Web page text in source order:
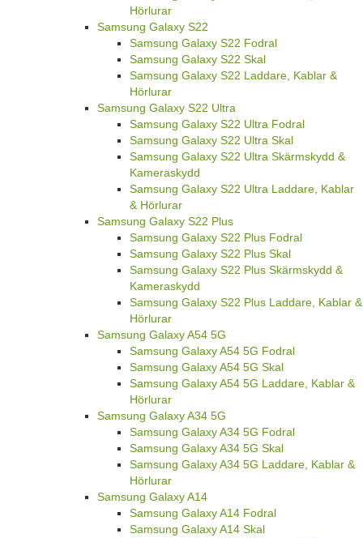
Hörlurar
Samsung Galaxy S22
Samsung Galaxy S22 Fodral
Samsung Galaxy S22 Skal
Samsung Galaxy S22 Laddare, Kablar &
Hörlurar
Samsung Galaxy S22 Ultra
Samsung Galaxy S22 Ultra Fodral
Samsung Galaxy S22 Ultra Skal
Samsung Galaxy S22 Ultra Skärmskydd &
Kameraskydd
Samsung Galaxy S22 Ultra Laddare, Kablar
& Hörlurar
Samsung Galaxy S22 Plus
Samsung Galaxy S22 Plus Fodral
Samsung Galaxy S22 Plus Skal
Samsung Galaxy S22 Plus Skärmskydd &
Kameraskydd
Samsung Galaxy S22 Plus Laddare, Kablar &
Hörlurar
Samsung Galaxy A54 5G
Samsung Galaxy A54 5G Fodral
Samsung Galaxy A54 5G Skal
Samsung Galaxy A54 5G Laddare, Kablar &
Hörlurar
Samsung Galaxy A34 5G
Samsung Galaxy A34 5G Fodral
Samsung Galaxy A34 5G Skal
Samsung Galaxy A34 5G Laddare, Kablar &
Hörlurar
Samsung Galaxy A14
Samsung Galaxy A14 Fodral
Samsung Galaxy A14 Skal